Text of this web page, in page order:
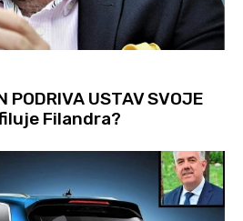
PODRIVA USTAV SVOJE
Filandra?